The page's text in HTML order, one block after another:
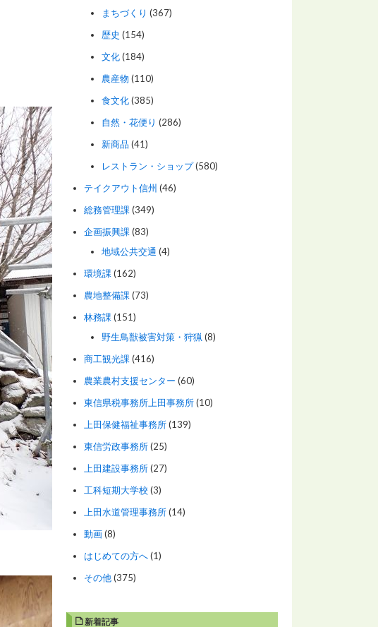
まちづくり (367)
歴史 (154)
文化(184)
農産物 (110)
食文化(385)
自然・花便り (286)
新商品 (41)
レストラン・ショップ(580)
テイクアウト信州 (46)
総務管理課(349)
企画振興課(83)
地域公共交通 (4)
環境課(162)
農地整備課(73)
林務課(151)
野生鳥獣被害対策・狩猟(8)
商工観光課(416)
農業農村支援センター (60)
東信県税事務所上田事務所(10)
上田保健福祉事務所(139)
東信労政事務所(25)
上田建設事務所(27)
工科短期大学校 (3)
上田水道管理事務所(14)
動画(8)
はじめての方へ(1)
その他(375)
新着記事